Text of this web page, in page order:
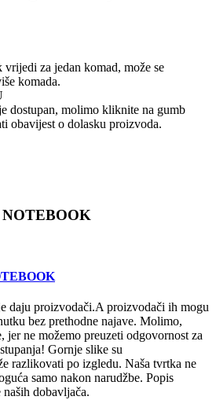
za jedan komad, može se
komada.
dostupan, molimo kliknite na gumb
obavijest o dolasku proizvoda.
daju proizvodači.A proizvodači ih mogu
bez prethodne najave. Molimo,
jer ne možemo preuzeti odgovornost za
Gornje slike su
razlikovati po izgledu. Naša tvrtka ne
samo nakon narudžbe. Popis
dobavljača.